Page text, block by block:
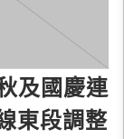
及國慶連
東段調整